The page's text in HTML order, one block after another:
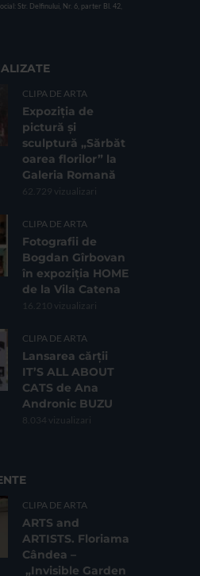
Str. Delfinului, Nr. 6, parter Bl. 42,
CLIPA DE ARTA
Expoziția de
pictură și
sculptură „Sărbăt
oarea florilor” la
Galeria Romană
62.729 vizualizari
CLIPA DE ARTA
Fotografii de
Bogdan Gîrbovan
în expoziția HOME
de la Vila Catena
16.210 vizualizari
CLIPA DE ARTA
Lansarea cărții
IT’S ALL ABOUT
CATS de Ana
Andronic BUZU
8.034 vizualizari
CLIPA DE ARTA
ARTS and
ARTISTS. Floriama
Cândea –
„Invisible Garden